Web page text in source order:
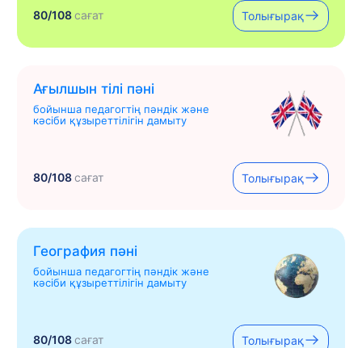
80/108сағат Толығырақ
Ағылшын тілі пәні
бойынша педагогтің пәндік және
кәсіби құзыреттілігін дамыту
80/108сағат Толығырақ
География пәні
бойынша педагогтің пәндік және
кәсіби құзыреттілігін дамыту
80/108сағат Толығырақ